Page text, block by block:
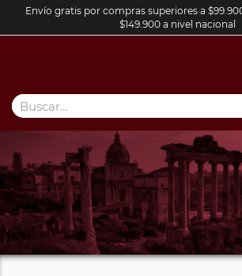
Envío gratis por compras superiores a
$149.900 a nivel nacional